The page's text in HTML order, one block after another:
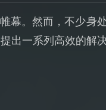
幕。然而，不少身
出一系列高效的解决